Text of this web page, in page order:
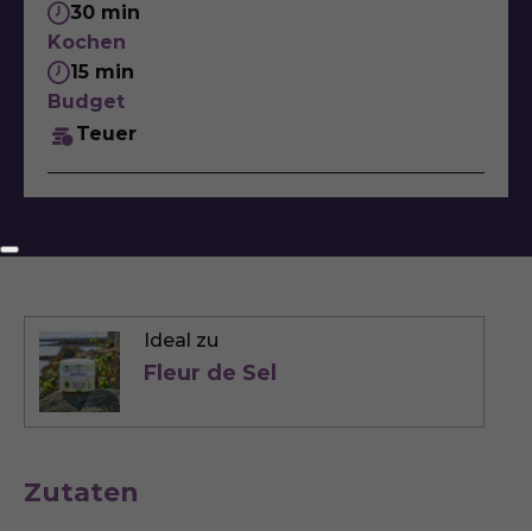
30 min
Kochen
15 min
Budget
Teuer
Ideal zu
Fleur de Sel
Zutaten